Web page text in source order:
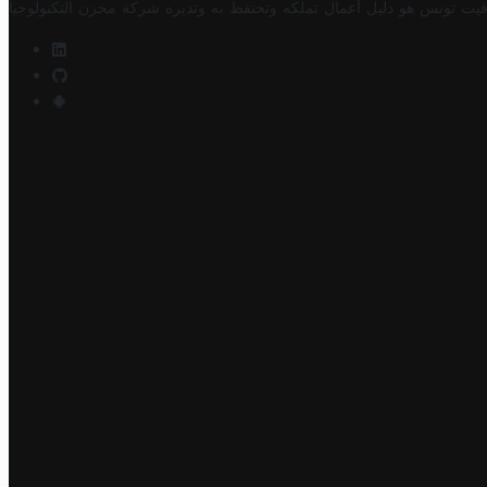
تونس هو دليل أعمال تملكه وتحتفظ به وتديره شركة مخزن التكنولوجيا